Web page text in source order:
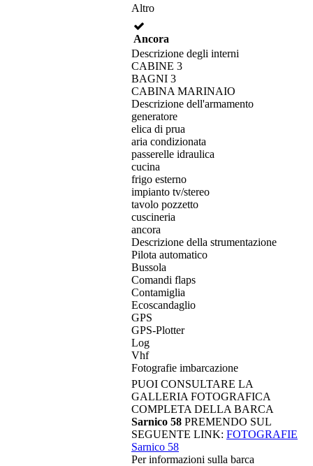
Altro
Ancora
Descrizione degli interni
CABINE 3
BAGNI 3
CABINA MARINAIO
Descrizione dell'armamento
generatore
elica di prua
aria condizionata
passerelle idraulica
cucina
frigo esterno
impianto tv/stereo
tavolo pozzetto
cuscineria
ancora
Descrizione della strumentazione
Pilota automatico
Bussola
Comandi flaps
Contamiglia
Ecoscandaglio
GPS
GPS-Plotter
Log
Vhf
Fotografie imbarcazione
PUOI CONSULTARE LA
GALLERIA FOTOGRAFICA
COMPLETA DELLA BARCA
Sarnico 58 PREMENDO SUL
SEGUENTE LINK: FOTOGRAFIE
Sarnico 58
Per informazioni sulla barca